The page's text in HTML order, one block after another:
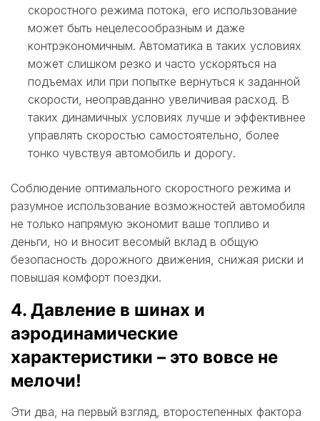
скоростного режима потока, его использование
может быть нецелесообразным и даже
контрэкономичным. Автоматика в таких условиях
может слишком резко и часто ускоряться на
подъемах или при попытке вернуться к заданной
скорости, неоправданно увеличивая расход. В
таких динамичных условиях лучше и эффективнее
управлять скоростью самостоятельно, более
тонко чувствуя автомобиль и дорогу.
Соблюдение оптимального скоростного режима и
разумное использование возможностей автомобиля
не только напрямую экономит ваше топливо и
деньги, но и вносит весомый вклад в общую
безопасность дорожного движения, снижая риски и
повышая комфорт поездки.
4. Давление в шинах и
аэродинамические
характеристики – это вовсе не
мелочи!
Эти два, на первый взгляд, второстепенных фактора